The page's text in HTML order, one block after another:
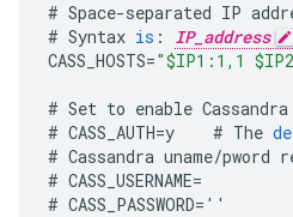
# Space-separated IP
# Syntax is : IP_address
CASS_HOSTS="$IP1:1,1
# Set to enable Cassandra
# CASS_AUTH=y # The
# Cassandra uname/pword
# CASS_USERNAME=
# CASS_PASSWORD= ''